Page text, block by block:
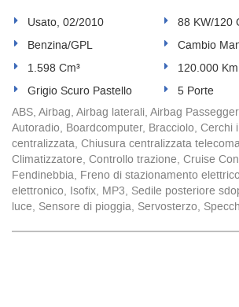
Usato, 02/2010
88 KW/120
Benzina/GPL
Cambio
1.598 Cm³
120.000 Km
Grigio Scuro Pastello
5 Porte
ABS, Airbag, Airbag laterali, Airbag
Autoradio, Boardcomputer, Bracciolo, Cerchi
centralizzata, Chiusura centralizzata
Climatizzatore, Controllo trazione, Cruise
Fendinebbia, Freno di stazionamento
elettronico, Isofix, MP3, Sedile posteriore
luce, Sensore di pioggia, Servosterzo,